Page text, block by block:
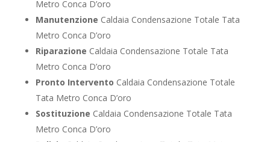
Metro Conca D’oro
Manutenzione Caldaia Condensazione Totale Tata
Metro Conca D’oro
Riparazione Caldaia Condensazione Totale Tata
Metro Conca D’oro
Pronto Intervento Caldaia Condensazione Totale
Tata Metro Conca D’oro
Sostituzione Caldaia Condensazione Totale Tata
Metro Conca D’oro